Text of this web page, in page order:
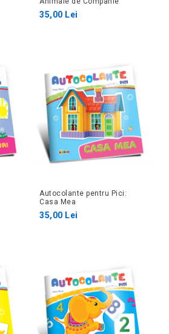
35,00 Lei
Autocolante pentru Pici:
Casa Mea
35,00 Lei